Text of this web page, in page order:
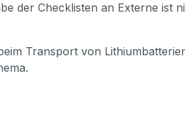
der Checklisten an Externe ist
Transport von